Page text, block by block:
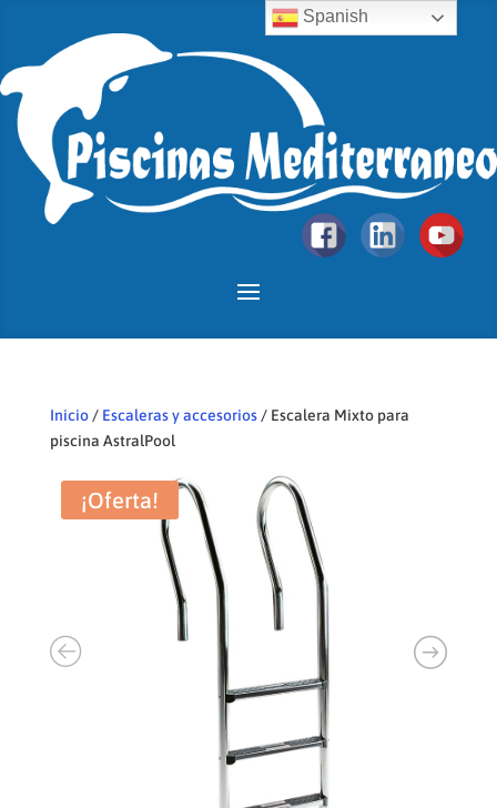
Inicio/ Escaleras y accesorios/ Escalera Mixto para
piscina AstralPool
¡Oferta!
Spanish